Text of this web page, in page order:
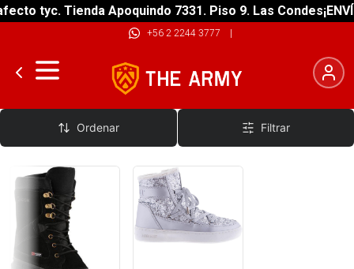
tyc. Tienda Apoquindo 7331. Piso 9. Las Condes
+56 2 2244 3777 |
Calzado De Nieve
Ordenar Filtrar